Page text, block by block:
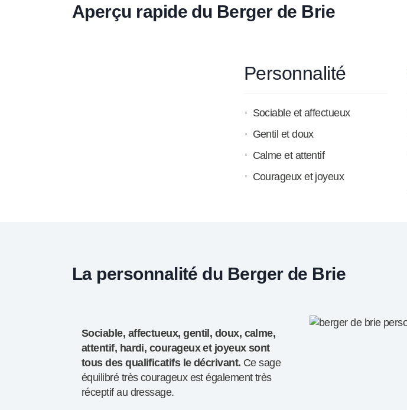
Aperçu rapide du Berger de Brie
Personnalité
Sociable et affectueux
Gentil et doux
Calme et attentif
Courageux et joyeux
La personnalité du Berger de Brie
Sociable, affectueux, gentil, doux, calme,
attentif, hardi, courageux et joyeux sont
tous des qualificatifs le décrivant. Ce sage
équilibré très courageux est également très
réceptif au dressage.